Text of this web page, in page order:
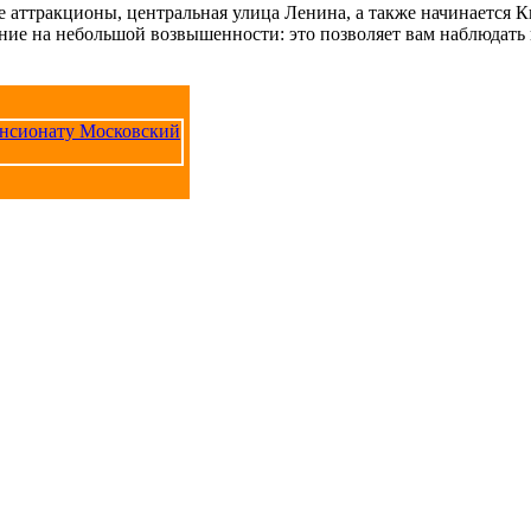
центральная улица Ленина, а также
на небольшой возвышенности: это позволяет вам